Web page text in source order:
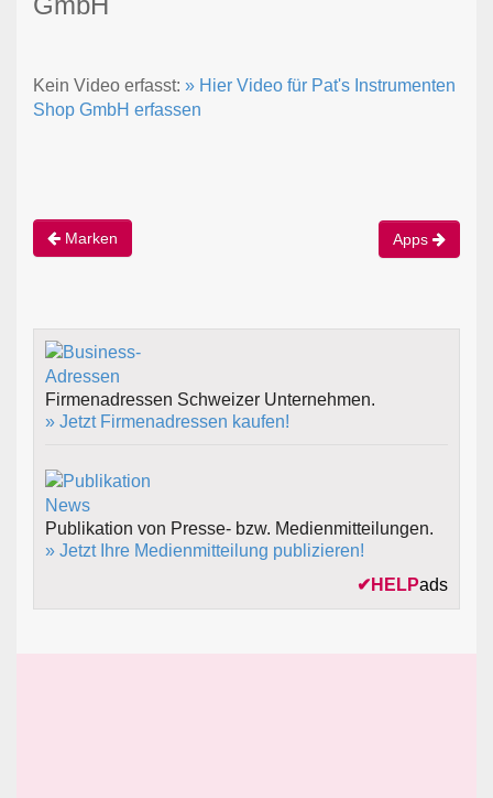
Kein Video erfasst: » Hier Video für Pat's Instrumenten
Shop GmbH erfassen
Marken Apps
Firmenadressen Schweizer Unternehmen.
» Jetzt Firmenadressen kaufen!
Publikation von Presse- bzw. Medienmitteilungen.
» Jetzt Ihre Medienmitteilung publizieren!
✔ HELPads